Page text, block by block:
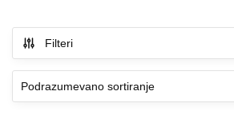
Filteri